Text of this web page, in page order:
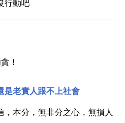
行動吧
！
是老實人跟不上社會
，本分，無非分之心，無損人